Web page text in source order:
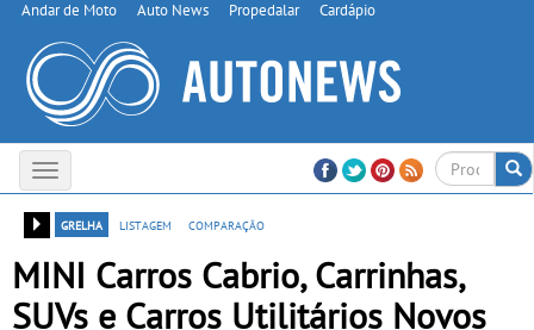
Andar de Moto Auto News Propedalar Cardápio
Toggle
navigation
grelha
listagem comparação
MINI Carros Cabrio, Carrinhas,
SUVs e Carros Utilitários Novos